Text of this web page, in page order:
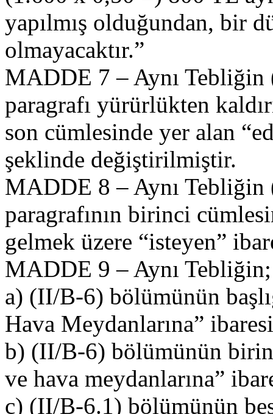
yapılmış olduğundan, bir
olmayacaktır.”
MADDE 7 – Aynı
paragrafı yürürlükten
son cümlesinde yer alan
şeklinde değiştirilmiştir.
MADDE 8 – Aynı
paragrafının birinci
gelmek üzere “isteyen”
MADDE 9 – Aynı Tebliğin;
a) (II/B-6) bölümünün
Hava Meydanlarına”
b) (II/B-6) bölümünün
ve hava meydanlarına”
c) (II/B-6.1) bölümünün